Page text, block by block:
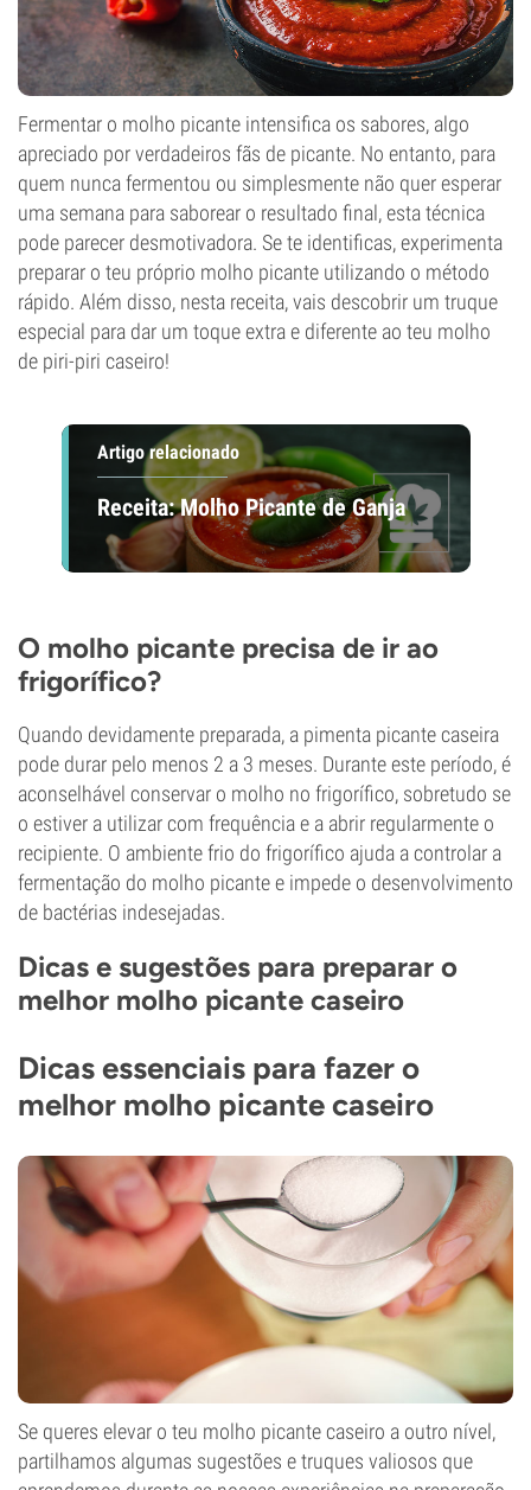
Fermentar o molho picante intensifica os sabores, algo
apreciado por verdadeiros fãs de picante. No entanto, para
quem nunca fermentou ou simplesmente não quer esperar
uma semana para saborear o resultado final, esta técnica
pode parecer desmotivadora. Se te identificas, experimenta
preparar o teu próprio molho picante utilizando o método
rápido. Além disso, nesta receita, vais descobrir um truque
especial para dar um toque extra e diferente ao teu molho
de piri-piri caseiro!
Artigo relacionado
Receita: Molho Picante de Ganja
O molho picante precisa de ir ao
frigorífico?
Quando devidamente preparada, a pimenta picante caseira
pode durar pelo menos 2 a 3 meses. Durante este período, é
aconselhável conservar o molho no frigorífico, sobretudo se
o estiver a utilizar com frequência e a abrir regularmente o
recipiente. O ambiente frio do frigorífico ajuda a controlar a
fermentação do molho picante e impede o desenvolvimento
de bactérias indesejadas.
Dicas e sugestões para preparar o
melhor molho picante caseiro
Dicas essenciais para fazer o
melhor molho picante caseiro
Se queres elevar o teu molho picante caseiro a outro nível,
partilhamos algumas sugestões e truques valiosos que